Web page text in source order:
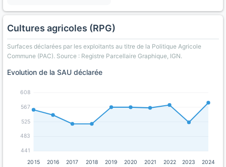
Cultures agricoles (RPG)
Surfaces déclarées par les exploitants au titre de la Politique Agricole
Commune (PAC). Source : Registre Parcellaire Graphique, IGN.
Evolution de la SAU déclarée
441
483
525
567
608
2015 2016 2017 2018 2019 2020 2021 2022 2023 2024